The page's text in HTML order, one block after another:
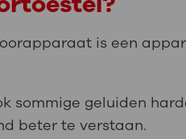
is een
sommige geluiden
beter te verstaan.